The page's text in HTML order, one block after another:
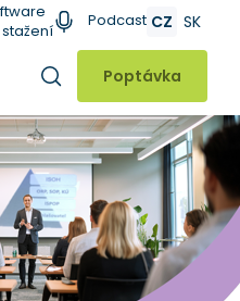
Podcast CZ SK
Hledat
Poptávka